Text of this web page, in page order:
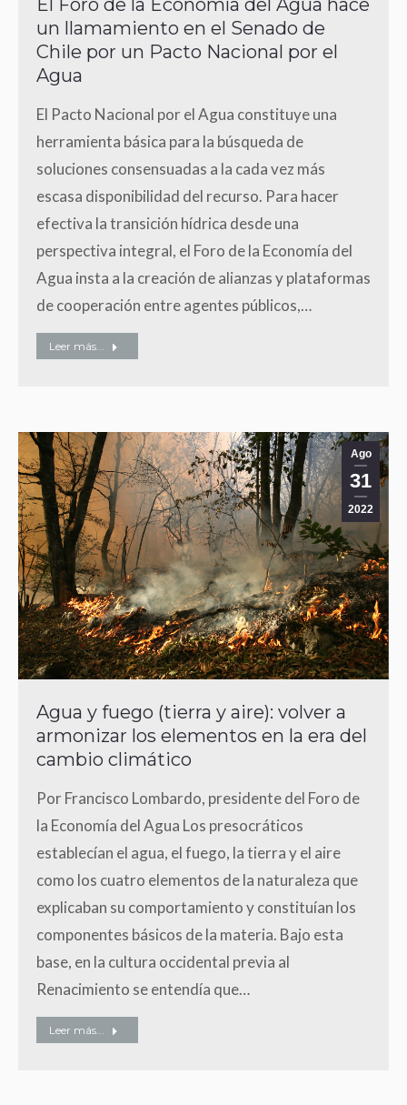
El Foro de la Economía del Agua hace
un llamamiento en el Senado de
Chile por un Pacto Nacional por el
Agua
El Pacto Nacional por el Agua constituye una
herramienta básica para la búsqueda de
soluciones consensuadas a la cada vez más
escasa disponibilidad del recurso. Para hacer
efectiva la transición hídrica desde una
perspectiva integral, el Foro de la Economía del
Agua insta a la creación de alianzas y plataformas
de cooperación entre agentes públicos,…
Leer más...
Ago
31
2022
Agua y fuego (tierra y aire): volver a
armonizar los elementos en la era del
cambio climático
Por Francisco Lombardo, presidente del Foro de
la Economía del Agua Los presocráticos
establecían el agua, el fuego, la tierra y el aire
como los cuatro elementos de la naturaleza que
explicaban su comportamiento y constituían los
componentes básicos de la materia. Bajo esta
base, en la cultura occidental previa al
Renacimiento se entendía que…
Leer más...